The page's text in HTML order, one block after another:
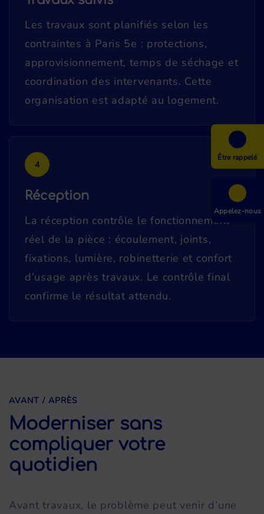
Les travaux sont planifiés selon les
contraintes à Paris 5e : protections,
approvisionnement, temps de séchage et
coordination des intervenants. Cette
organisation est adapté au logement.
4
Réception
La réception contrôle le fonctionnement
réel de la pièce : écoulement, joints,
fixations, lumière, robinetterie et confort
d’usage après travaux. Le contrôle final
confirme le résultat attendu.
AVANT / APRÈS
Moderniser sans
compliquer votre
quotidien
Avant travaux, le problème peut venir d’une
Être rappelé
Appelez-nous